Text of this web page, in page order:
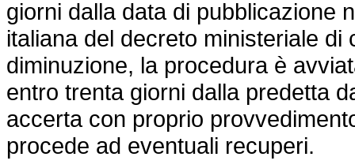
giorni dalla data di pubblicazione
italiana del decreto ministeriale
diminuzione, la procedura è
entro trenta giorni dalla predetta
accerta con proprio
procede ad eventuali recuperi.